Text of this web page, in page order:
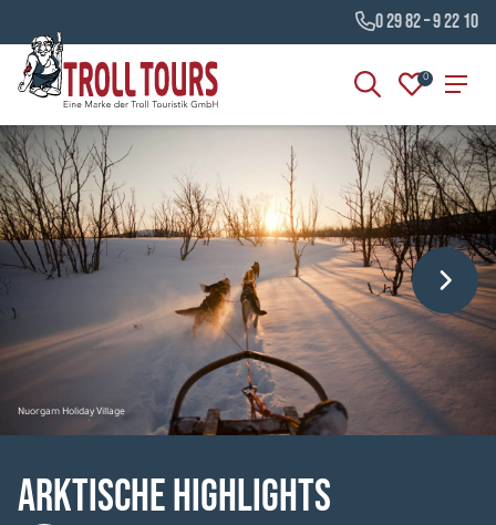
0 29 82 – 9 22 10
0
Nuorgam Holiday Village
Arktische Highlights